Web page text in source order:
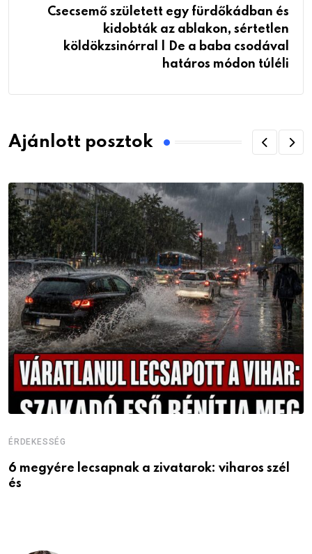
Csecsemő született egy fürdőkádban és
kidobták az ablakon, sértetlen
köldökzsinórral | De a baba csodával
határos módon túléli
Ajánlott posztok
ÉRDEKESSÉG
6 megyére lecsapnak a zivatarok: viharos szél
és